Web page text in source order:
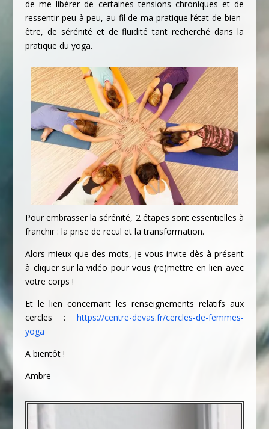
de me libérer de certaines tensions chroniques et de
ressentir peu à peu, au fil de ma pratique l’état de bien-
être, de sérénité et de fluidité tant recherché dans la
pratique du yoga.
Pour embrasser la sérénité, 2 étapes sont essentielles à
franchir : la prise de recul et la transformation.
Alors mieux que des mots, je vous invite dès à présent
à cliquer sur la vidéo pour vous (re)mettre en lien avec
votre corps !
Et le lien concernant les renseignements relatifs aux
cercles : https://centre-devas.fr/cercles-de-femmes-
yoga
A bientôt !
Ambre